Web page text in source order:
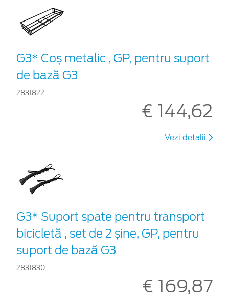
G3* Coș metalic , GP, pentru suport
de bază G3
2831822
€ 144,62
Vezi detalii
G3* Suport spate pentru transport
bicicletă , set de 2 șine, GP, pentru
suport de bază G3
2831830
€ 169,87